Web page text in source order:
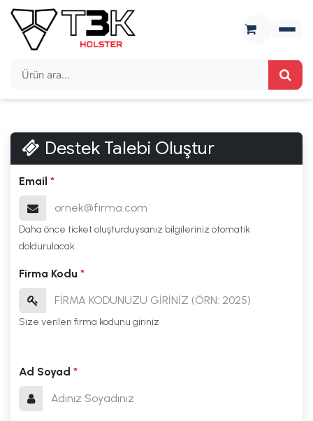
İçereği Atla
Destek Talebi Oluştur
Email *
Daha önce ticket oluşturduysanız bilgileriniz otomatik
doldurulacak
Firma Kodu *
Size verilen firma kodunu giriniz
Ad Soyad *